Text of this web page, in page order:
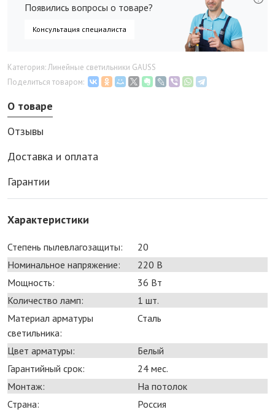
Появились вопросы о товаре?
Консультация специалиста
Категория: Линейные светильники GAUSS
Поделиться товаром:
О товаре
Отзывы
Доставка и оплата
Гарантии
Характеристики
Степень пылевлагозащиты:
20
Номинальное напряжение:
220 В
Мощность:
36 Bт
Количество ламп:
1 шт.
Материал арматуры
светильника:
Сталь
Цвет арматуры:
Белый
Гарантийный срок:
24 мес.
Монтаж:
На потолок
Страна:
Россия